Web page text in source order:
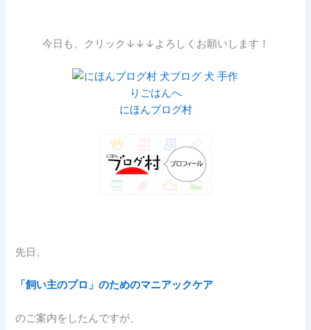
今日も、クリック↓↓↓よろしくお願いします！
にほんブログ村
先日、
「飼い主のプロ」のためのマニアックケア
のご案内をしたんですが、